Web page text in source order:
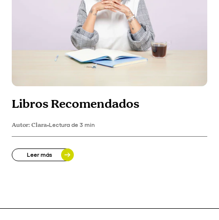
Libros Recomendados
Autor:Clara•Lectura de 3 min
Leer más